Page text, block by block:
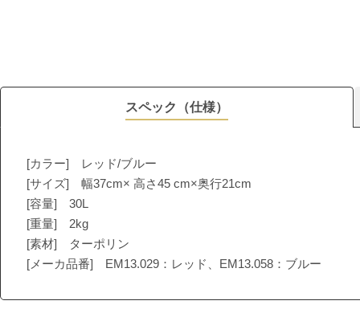
スペック（仕様）
[カラー] レッド/ブルー
[サイズ] 幅37cm× 高さ45 cm×奥行21cm
[容量] 30L
[重量] 2kg
[素材] ターポリン
[メーカ品番] EM13.029：レッド、EM13.058：ブルー